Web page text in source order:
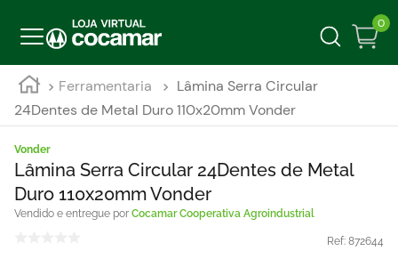
0
Ferramentaria
Lâmina Serra Circular
24Dentes de Metal Duro 110x20mm Vonder
Vonder
Lâmina Serra Circular 24Dentes de Metal
Duro 110x20mm Vonder
Cocamar Cooperativa Agroindustrial
Ref: 872644